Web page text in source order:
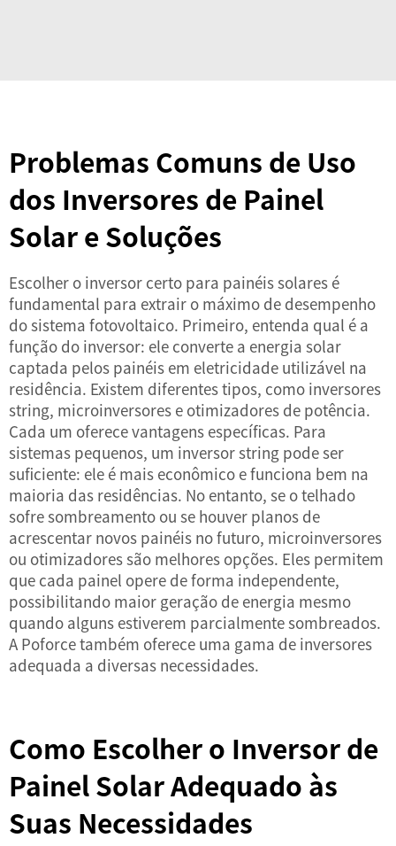
Problemas Comuns de Uso
dos Inversores de Painel
Solar e Soluções
Escolher o inversor certo para painéis solares é
fundamental para extrair o máximo de desempenho
do sistema fotovoltaico. Primeiro, entenda qual é a
função do inversor: ele converte a energia solar
captada pelos painéis em eletricidade utilizável na
residência. Existem diferentes tipos, como inversores
string, microinversores e otimizadores de potência.
Cada um oferece vantagens específicas. Para
sistemas pequenos, um inversor string pode ser
suficiente: ele é mais econômico e funciona bem na
maioria das residências. No entanto, se o telhado
sofre sombreamento ou se houver planos de
acrescentar novos painéis no futuro, microinversores
ou otimizadores são melhores opções. Eles permitem
que cada painel opere de forma independente,
possibilitando maior geração de energia mesmo
quando alguns estiverem parcialmente sombreados.
A Poforce também oferece uma gama de inversores
adequada a diversas necessidades.
Como Escolher o Inversor de
Painel Solar Adequado às
Suas Necessidades